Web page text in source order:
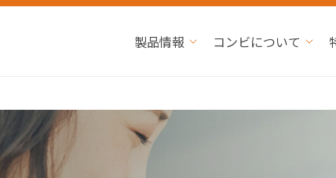
製品情報 コンビについて